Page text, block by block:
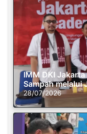
IMM DKI
Sampah melalui
28/07/2026